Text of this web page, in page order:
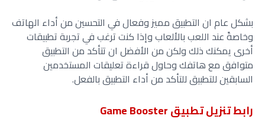
بشكل عام ان التطبيق مميز وفعال في التحسين من أداء الهاتف
وخاصةً عند اللعب بالألعاب وإذا كنت ترغب في تجربة تطبيقات
أخرى يمكنك ذلك ولكن من الأفضل ان تتأكد من التطبيق
متوافق مع هاتفك وحاول قراءة تعليقات المستخدمين
السابقين للتطبيق للتأكد من أداء التطبيق بالفعل.
رابط تنزيل تطبيق Game Booster